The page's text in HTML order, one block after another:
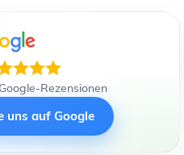
Rezensionen
uns auf Google